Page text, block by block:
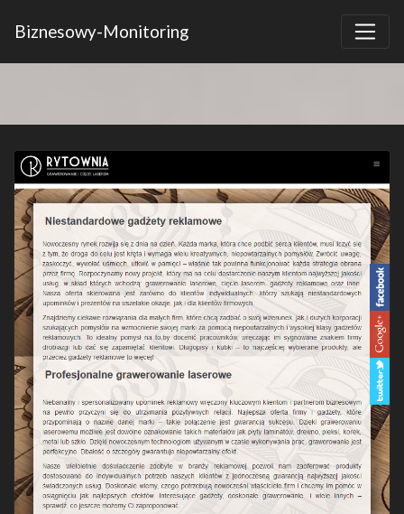
Biznesowy-Monitoring